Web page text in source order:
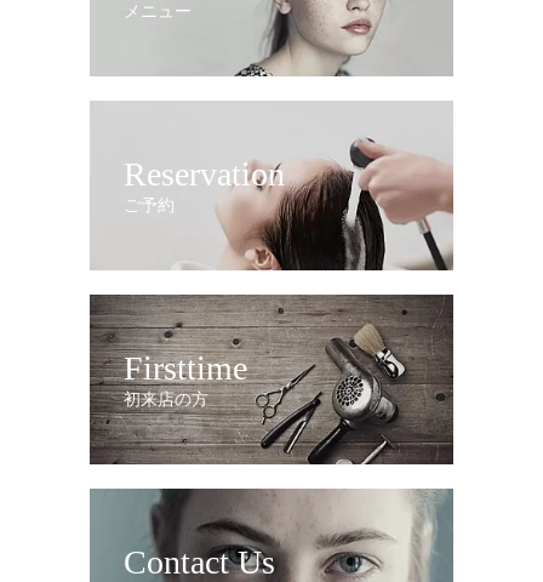
メニュー
Reservation
ご予約
Firsttime
初来店の方
Contact Us